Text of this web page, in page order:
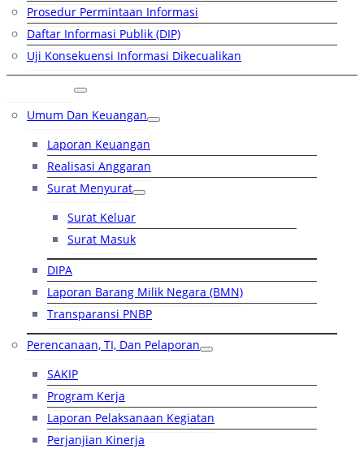
Prosedur Permintaan Informasi
Daftar Informasi Publik (DIP)
Uji Konsekuensi Informasi Dikecualikan
Umum Dan Keuangan
Laporan Keuangan
Realisasi Anggaran
Surat Menyurat
Surat Keluar
Surat Masuk
DIPA
Laporan Barang Milik Negara (BMN)
Transparansi PNBP
Perencanaan, TI, Dan Pelaporan
SAKIP
Program Kerja
Laporan Pelaksanaan Kegiatan
Perjanjian Kinerja